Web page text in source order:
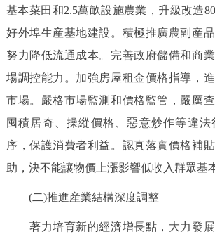
基本菜田和2.5萬畝設施農業，升級改造
好外埠生産基地建設。積極推廣農副産
努力降低流通成本。完善政府儲備和商
場調控能力。加強房屋租金價格指導，
市場。嚴格市場監測和價格監管，嚴厲查
囤積居奇、操縱價格、惡意炒作等違
序，保護消費者利益。認真落實價格補
助，決不能讓物價上漲影響低收入群眾基
(二)推進産業結構深度調整
著力培育新的經濟增長點，大力發展